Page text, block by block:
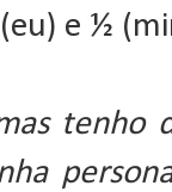
e ½
tenho